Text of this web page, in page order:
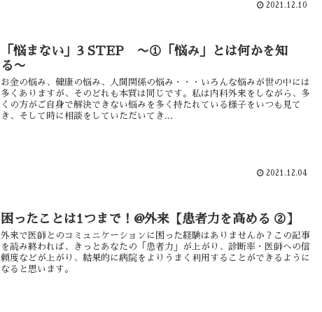
2021.12.10
「悩まない」3 STEP 〜①「悩み」とは何かを知
る〜
お金の悩み、健康の悩み、人間関係の悩み・・・いろんな悩みが世の中には
多くありますが、そのどれも本質は同じです。私は内科外来をしながら、多
くの方がご自身で解決できない悩みを多く持たれている様子をいつも見て
き、そして時に相談をしていただいてき...
2021.12.04
困ったことは1つまで！@外来【患者力を高める ②】
外来で医師とのコミュニケーションに困った経験はありませんか？この記事
を読み終われば、きっとあなたの「患者力」が上がり、診断率・医師への信
頼度などが上がり、結果的に病院をよりうまく利用することができるように
なると思います。